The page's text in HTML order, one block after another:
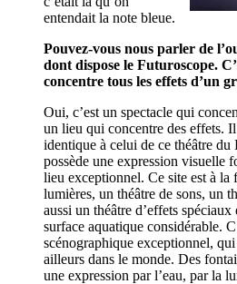
entendait la note bleue.
Pouvez-vous nous parler de
dont dispose le Futuroscope.
concentre tous les effets d’un
Oui, c’est un spectacle qui
un lieu qui concentre des effets.
identique à celui de ce théâtre du
possède une expression visuelle
lieu exceptionnel. Ce site est à la
lumières, un théâtre de sons, un
aussi un théâtre d’effets
surface aquatique considérable.
scénographique exceptionnel,
ailleurs dans le monde. Des
une expression par l’eau, par la